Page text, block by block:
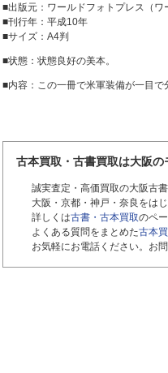
■出版元：ワールドフォトプレス（ワ
■刊行年：平成10年
■サイズ：A4判
■状態：状態良好の美本。
■内容：この一冊で米軍装備が一目で
古本買取・古書買取は大阪の
誠実査定・高価買取の大阪古書
大阪・京都・神戸・奈良をは
詳しくは古書・古本買取のペ
よくある質問をまとめた古本
お気軽にお電話ください。お